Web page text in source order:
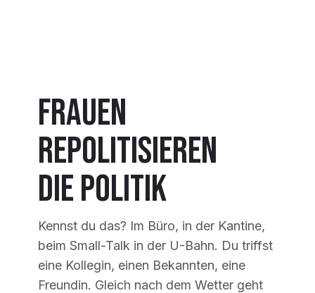
Frauen
repolitisieren
die Politik
Kennst du das? Im Büro, in der Kantine,
beim Small-Talk in der U-Bahn. Du triffst
eine Kollegin, einen Bekannten, eine
Freundin. Gleich nach dem Wetter geht